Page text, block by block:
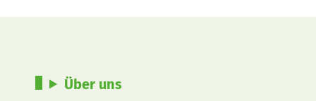
Über uns